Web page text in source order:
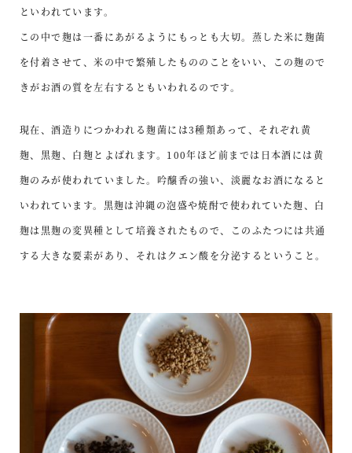
といわれています。
この中で麹は一番にあがるようにもっとも大切。蒸した米に麹菌
を付着させて、米の中で繁殖したもののことをいい、この麹ので
きがお酒の質を左右するともいわれるのです。
現在、酒造りにつかわれる麹菌には3種類あって、それぞれ黄
麹、黒麹、白麹とよばれます。100年ほど前までは日本酒には黄
麹のみが使われていました。吟醸香の強い、淡麗なお酒になると
いわれています。黒麹は沖縄の泡盛や焼酎で使われていた麹、白
麹は黒麹の変異種として培養されたもので、このふたつには共通
する大きな要素があり、それはクエン酸を分泌するということ。